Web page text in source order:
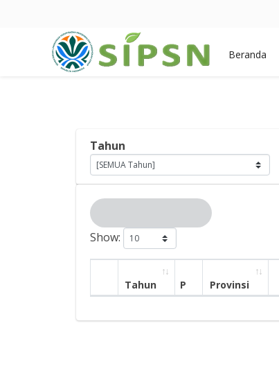
Beranda
Tahun
Show:
Tahun P Provinsi